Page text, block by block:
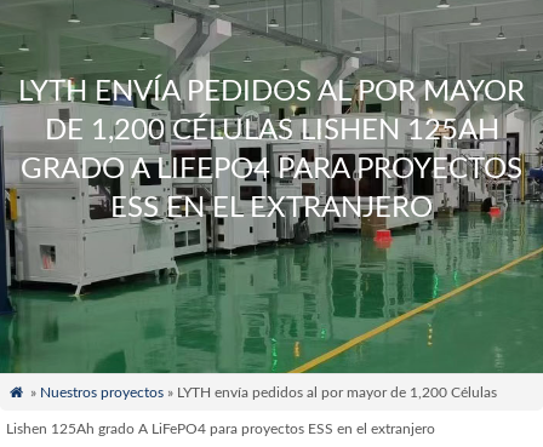
LYTH ENVÍA PEDIDOS AL POR MAYOR
DE 1,200 CÉLULAS LISHEN 125AH
GRADO A LIFEPO4 PARA PROYECTOS
ESS EN EL EXTRANJERO
 » Nuestros proyectos» LYTH envía pedidos al por mayor de 1,200 Células
Lishen 125Ah grado A LiFePO4 para proyectos ESS en el extranjero